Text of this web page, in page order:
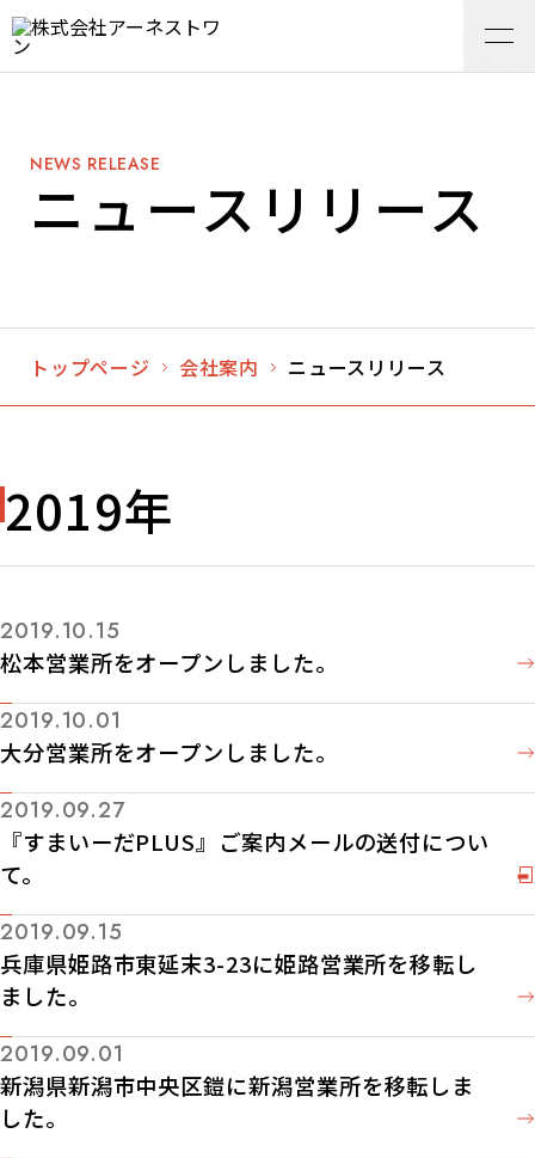
NEWS RELEASE
ニュースリリース
トップページ 会社案内 ニュースリリース
2019年
2019.10.15
松本営業所をオープンしました。
2019.10.01
大分営業所をオープンしました。
2019.09.27
『すまいーだPLUS』ご案内メールの送付につい
て。
2019.09.15
兵庫県姫路市東延末3-23に姫路営業所を移転し
ました。
2019.09.01
新潟県新潟市中央区鎧に新潟営業所を移転しま
した。